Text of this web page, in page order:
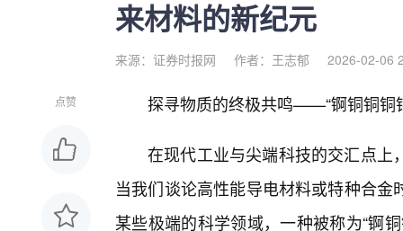
来材料的新纪元
来源：证券时报网 作者：王志郁 2026-02-06
点赞 探寻物质的终极共鸣——“锕铜铜铜
在现代工业与尖端科技的交汇点上
当我们谈论高性能导电材料或特种合
某些极端的科学领域，一种被称为“锕